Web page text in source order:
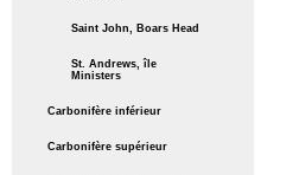
Saint John, Boars Head
St. Andrews, île
Ministers
Carbonifère inférieur
Carbonifère supérieur